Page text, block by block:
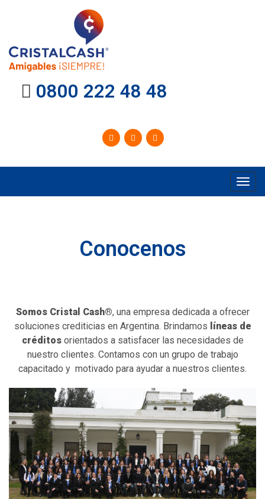
0800 222 48 48
Conocenos
Somos Cristal Cash®, una empresa dedicada a ofrecer
soluciones crediticias en Argentina. Brindamos líneas de
créditos orientados a satisfacer las necesidades de
nuestro clientes. Contamos con un grupo de trabajo
capacitado y motivado para ayudar a nuestros clientes.